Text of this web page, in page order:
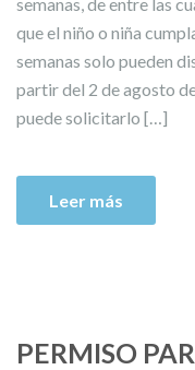
semanas, de entre las
que el niño o niña
semanas solo pueden
partir del 2 de agosto
puede solicitarlo […]
Leer más
PERMISO